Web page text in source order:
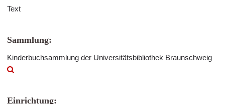
Text
Sammlung:
Kinderbuchsammlung der Universitätsbibliothek Braunschweig
Einrichtung: